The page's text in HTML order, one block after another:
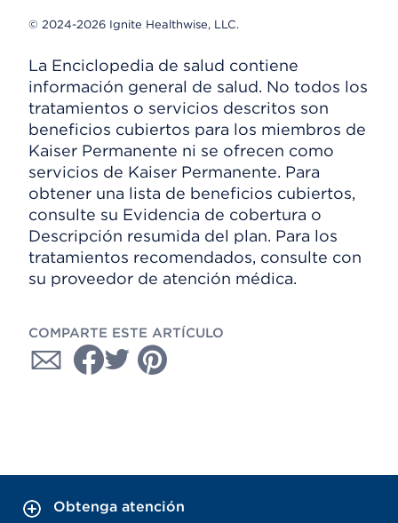
© 2024-2026 Ignite Healthwise, LLC.
La Enciclopedia de salud contiene
información general de salud. No todos los
tratamientos o servicios descritos son
beneficios cubiertos para los miembros de
Kaiser Permanente ni se ofrecen como
servicios de Kaiser Permanente. Para
obtener una lista de beneficios cubiertos,
consulte su Evidencia de cobertura o
Descripción resumida del plan. Para los
tratamientos recomendados, consulte con
su proveedor de atención médica.
COMPARTE ESTE ARTÍCULO
Obtenga atención